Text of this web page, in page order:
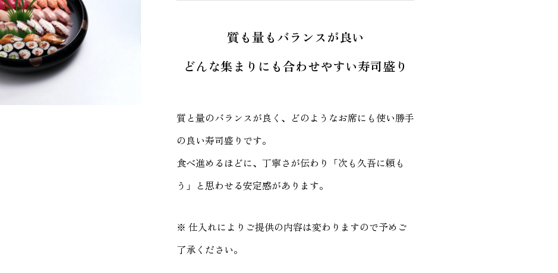
質も量もバランスが良い
どんな集まりにも合わせやすい寿司盛り
質と量のバランスが良く、どのようなお席にも使い勝手
の良い寿司盛りです。
食べ進めるほどに、丁寧さが伝わり「次も久吾に頼も
う」と思わせる安定感があります。
※ 仕入れによりご提供の内容は変わりますので予めご
了承ください。